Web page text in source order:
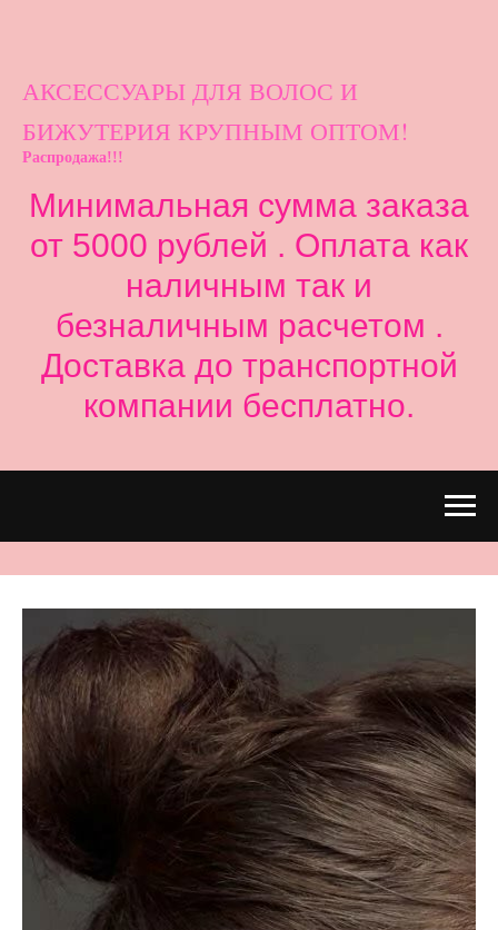
АКСЕССУАРЫ ДЛЯ ВОЛОС И
БИЖУТЕРИЯ КРУПНЫМ ОПТОМ!
Распродажа!!!
Минимальная сумма заказа
от 5000 рублей . Оплата как
наличным так и
безналичным расчетом .
Доставка до транспортной
компании бесплатно.